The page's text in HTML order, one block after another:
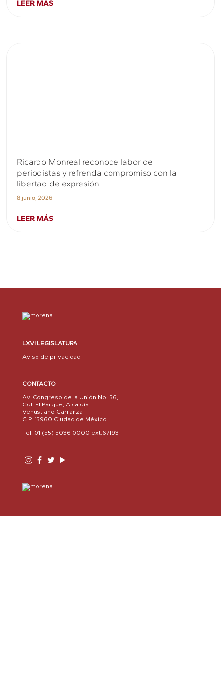
LEER MÁS
Ricardo Monreal reconoce labor de
periodistas y refrenda compromiso con la
libertad de expresión
8 junio, 2026
LEER MÁS
LXVI LEGISLATURA
Aviso de privacidad
CONTACTO
Av. Congreso de la Unión No. 66,
Col. El Parque, Alcaldía
Venustiano Carranza
C.P. 15960 Ciudad de México
Tel: 01 (55) 5036 0000 ext.67193